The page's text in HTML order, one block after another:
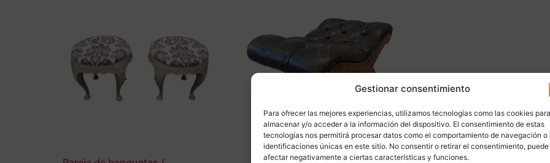
Gestionar consentimiento
Para ofrecer las mejores experiencias, utilizamos tecnologías como las cookies para
almacenar y/o acceder a la información del dispositivo. El consentimiento de estas
tecnologías nos permitirá procesar datos como el comportamiento de navegación o
identificaciones únicas en este sitio. No consentir o retirar el consentimiento, puede
afectar negativamente a ciertas características y funciones.